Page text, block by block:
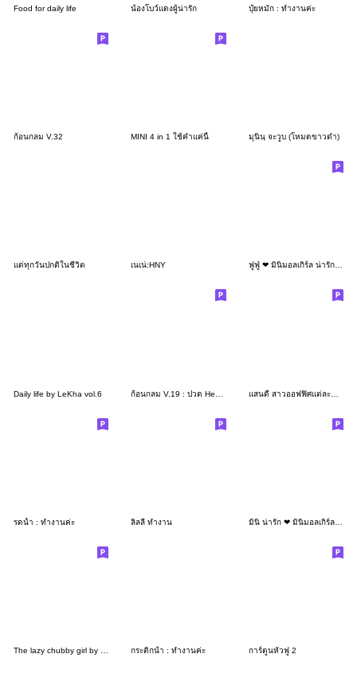
Food for daily life น้องโบว์แดงผู้น่ารัก ปุ๋ยหมัก : ทำงานค่ะ
ก้อนกลม V.32 MINI 4 in 1 ใช้คำแค่นี้ มุนินฺ จะวูบ (โหมดขาวดำ)
แด่ทุกวันปกติในชีวิต เนเน่:HNY ฟูฟู่ ❤ มินิมอลเกิร์ล น่ารัก V.2 คำฮิต
Daily life by LeKha vol.6 แสนดี สาวออฟฟิศแต่ละมื้อ แต่ละDay
รดน้ำ : ทำงานค่ะ ลิลลี่ ทำงาน มินิ น่ารัก ❤ มินิมอลเกิร์ล ทำงานค่า
The lazy chubby girl by LeKha กระติกน้ํา : ทำงานค่ะ การ์ตูนหัวฟู 2